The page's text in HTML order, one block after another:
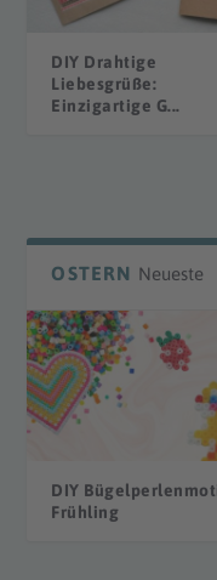
DIY Drahtige
Liebesgrüße:
Einzigartige G...
OSTERN Neueste
DIY
Frühling